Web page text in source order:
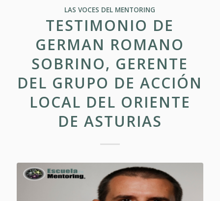
LAS VOCES DEL MENTORING
TESTIMONIO DE
GERMAN ROMANO
SOBRINO, GERENTE
DEL GRUPO DE ACCIÓN
LOCAL DEL ORIENTE
DE ASTURIAS